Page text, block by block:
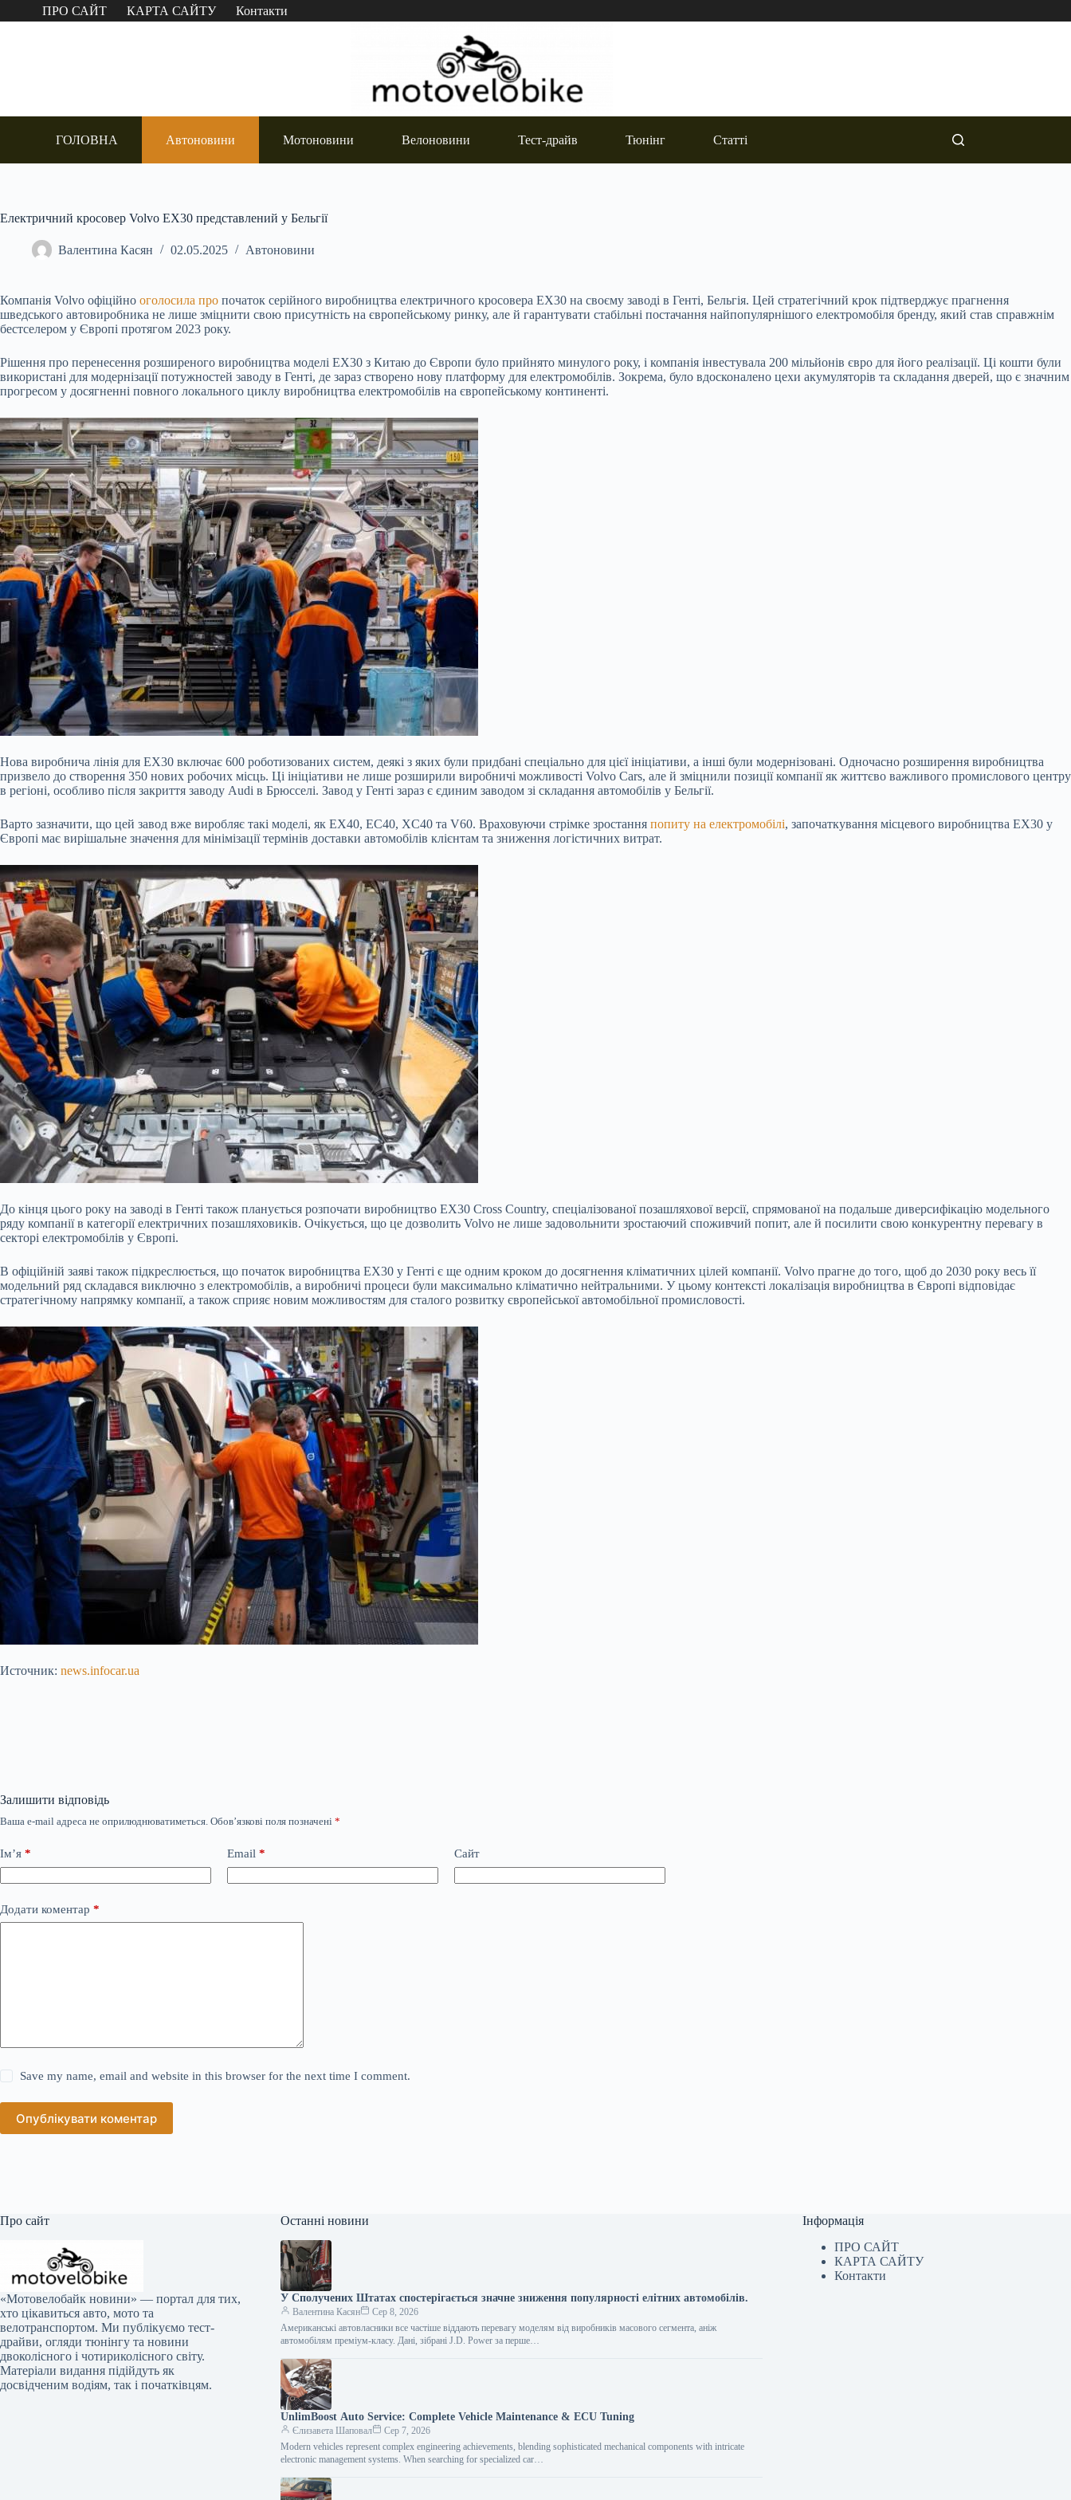
Перейти
до
ПРО САЙТ КАРТА САЙТУ Контакти
ГОЛОВНА Автоновини Мотоновини Велоновини Тест-драйв Тюнінг Статті
Електричний кросовер Volvo EX30 представлений у Бельгії
Валентина Касян 02.05.2025 Автоновини
Компанія Volvo офіційно оголосила про початок серійного виробництва електричного кросовера EX30 на своєму заводі в Генті, Бельгія. Цей стратегічний крок підтверджує прагнення
шведського автовиробника не лише зміцнити свою присутність на європейському ринку, але й гарантувати стабільні постачання найпопулярнішого електромобіля бренду, який став справжнім
бестселером у Європі протягом 2023 року.
Рішення про перенесення розширеного виробництва моделі EX30 з Китаю до Європи було прийнято минулого року, і компанія інвестувала 200 мільйонів євро для його реалізації. Ці кошти були
використані для модернізації потужностей заводу в Генті, де зараз створено нову платформу для електромобілів. Зокрема, було вдосконалено цехи акумуляторів та складання дверей, що є значним
прогресом у досягненні повного локального циклу виробництва електромобілів на європейському континенті.
Нова виробнича лінія для EX30 включає 600 роботизованих систем, деякі з яких були придбані спеціально для цієї ініціативи, а інші були модернізовані. Одночасно розширення виробництва
призвело до створення 350 нових робочих місць. Ці ініціативи не лише розширили виробничі можливості Volvo Cars, але й зміцнили позиції компанії як життєво важливого промислового центру
в регіоні, особливо після закриття заводу Audi в Брюсселі. Завод у Генті зараз є єдиним заводом зі складання автомобілів у Бельгії.
Варто зазначити, що цей завод вже виробляє такі моделі, як EX40, EC40, XC40 та V60. Враховуючи стрімке зростання попиту на електромобілі, започаткування місцевого виробництва EX30 у
Європі має вирішальне значення для мінімізації термінів доставки автомобілів клієнтам та зниження логістичних витрат.
До кінця цього року на заводі в Генті також планується розпочати виробництво EX30 Cross Country, спеціалізованої позашляхової версії, спрямованої на подальше диверсифікацію модельного
ряду компанії в категорії електричних позашляховиків. Очікується, що це дозволить Volvo не лише задовольнити зростаючий споживчий попит, але й посилити свою конкурентну перевагу в
секторі електромобілів у Європі.
В офіційній заяві також підкреслюється, що початок виробництва EX30 у Генті є ще одним кроком до досягнення кліматичних цілей компанії. Volvo прагне до того, щоб до 2030 року весь її
модельний ряд складався виключно з електромобілів, а виробничі процеси були максимально кліматично нейтральними. У цьому контексті локалізація виробництва в Європі відповідає
стратегічному напрямку компанії, а також сприяє новим можливостям для сталого розвитку європейської автомобільної промисловості.
Источник: news.infocar.ua
Залишити відповідь
Ваша e-mail адреса не оприлюднюватиметься. Обов’язкові поля позначені *
Ім’я * Email * Сайт
Додати коментар *
Save my name, email and website in this browser for the next time I comment.
Опублікувати коментар
Про сайт
«Мотовелобайк новини» — портал для тих,
хто цікавиться авто, мото та
велотранспортом. Ми публікуємо тест-
драйви, огляди тюнінгу та новини
двоколісного і чотириколісного світу.
Матеріали видання підійдуть як
досвідченим водіям, так і початківцям.
Останні новини
У Сполучених Штатах спостерігається значне зниження популярності елітних автомобілів.
Валентина Касян
Сер 8, 2026
Американські автовласники все частіше віддають перевагу моделям від виробників масового сегмента, аніж
автомобілям преміум-класу. Дані, зібрані J.D. Power за перше…
UnlimBoost Auto Service: Complete Vehicle Maintenance & ECU Tuning
Єлизавета Шаповал
Сер 7, 2026
Modern vehicles represent complex engineering achievements, blending sophisticated mechanical components with intricate
electronic management systems. When searching for specialized car…
Інформація
ПРО САЙТ
КАРТА САЙТУ
Контакти